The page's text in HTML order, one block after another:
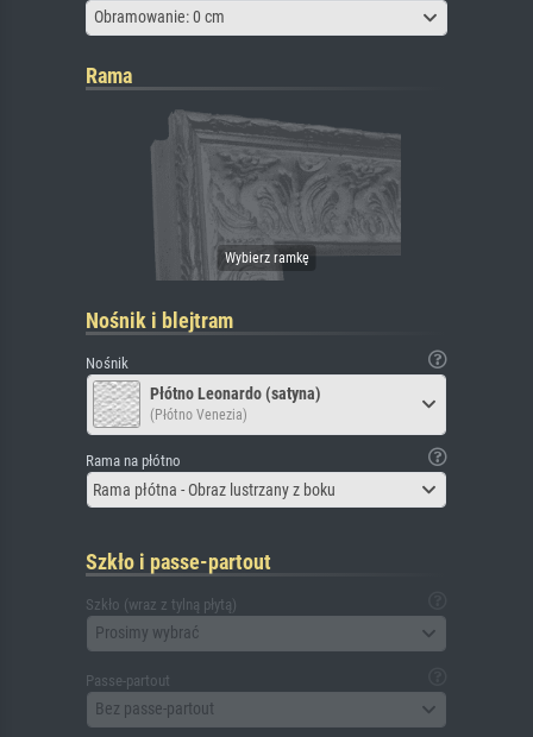
Obramowanie: 0 cm
Rama
Nośnik i blejtram
Nośnik
Płótno Leonardo (satyna)
(Płótno Venezia)
Rama na płótno
Rama płótna - Obraz lustrzany z boku
Szkło i passe-partout
Szkło (wraz z tylną płytą)
Prosimy wybrać
Passe-partout
Bez passe-partout